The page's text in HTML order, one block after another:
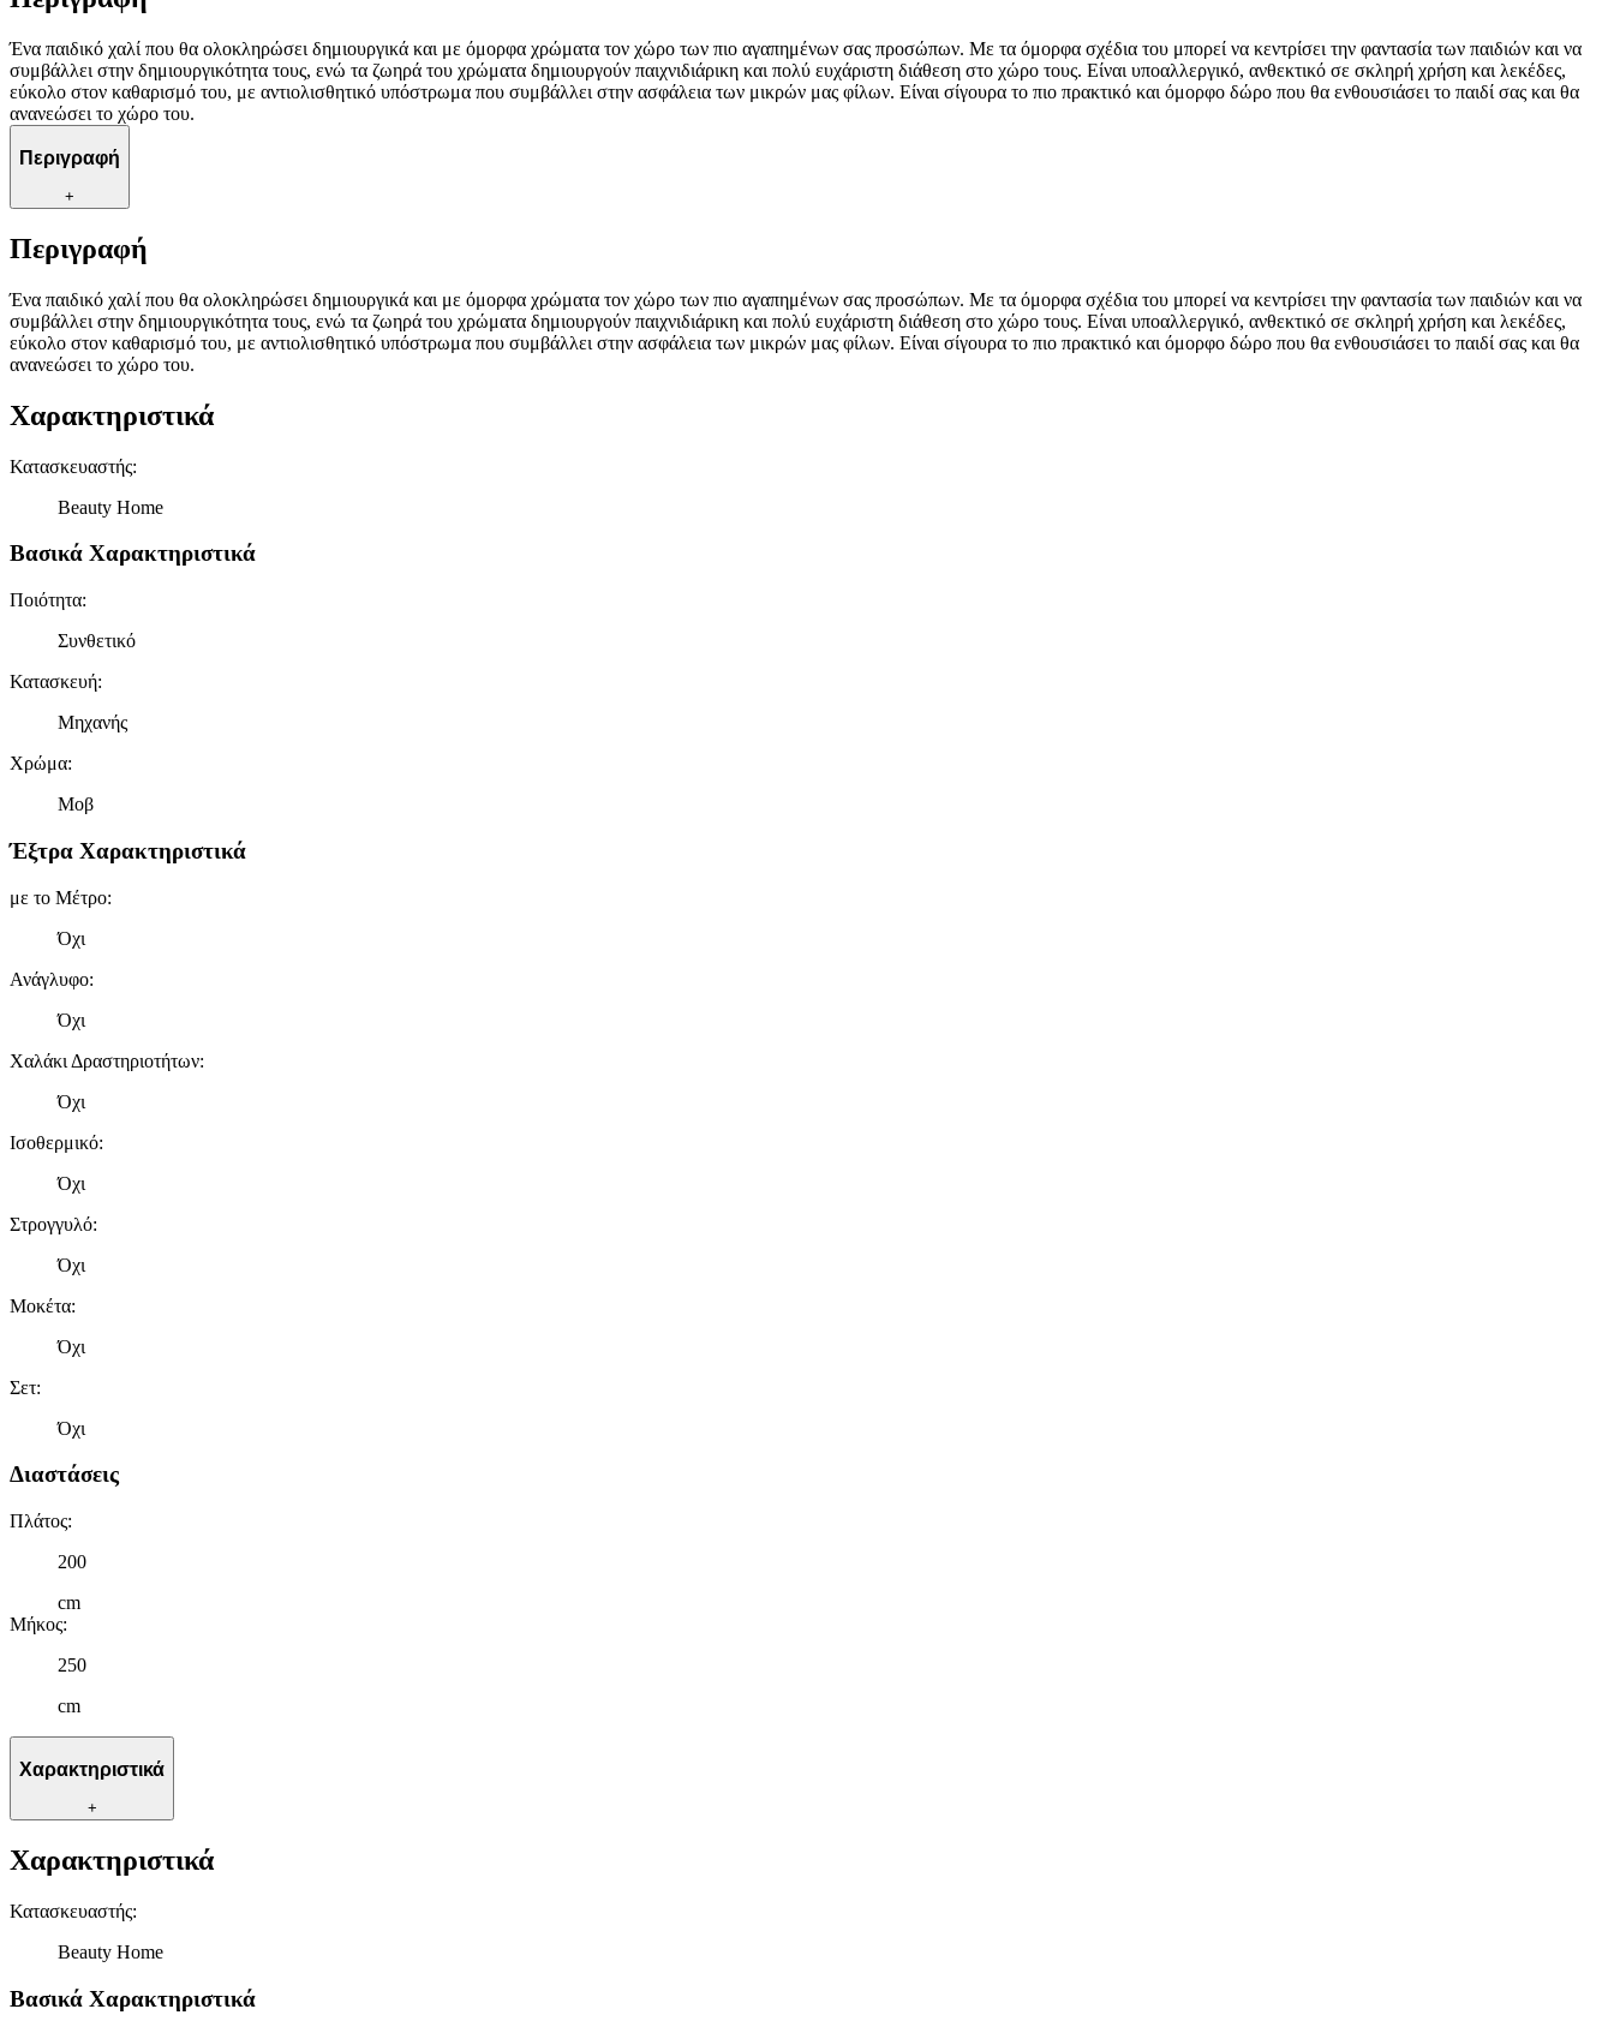
Ένα παιδικό χαλί που θα ολοκληρώσει δημιουργικά και με όμορφα χρώματα τον χώρο των πιο αγαπημένων σας προσώπων. Με τα όμορφα σχέδια του μπορεί να κεντρίσει την φαντασία των παιδιών και να
συμβάλλει στην δημιουργικότητα τους, ενώ τα ζωηρά του χρώματα δημιουργούν παιχνιδιάρικη και πολύ ευχάριστη διάθεση στο χώρο τους. Είναι υποαλλεργικό, ανθεκτικό σε σκληρή χρήση και λεκέδες,
εύκολο στον καθαρισμό του, με αντιολισθητικό υπόστρωμα που συμβάλλει στην ασφάλεια των μικρών μας φίλων. Είναι σίγουρα το πιο πρακτικό και όμορφο δώρο που θα ενθουσιάσει το παιδί σας και θα
ανανεώσει το χώρο του.
Περιγραφή
+
Περιγραφή
Ένα παιδικό χαλί που θα ολοκληρώσει δημιουργικά και με όμορφα χρώματα τον χώρο των πιο αγαπημένων σας προσώπων. Με τα όμορφα σχέδια του μπορεί να κεντρίσει την φαντασία των παιδιών και να
συμβάλλει στην δημιουργικότητα τους, ενώ τα ζωηρά του χρώματα δημιουργούν παιχνιδιάρικη και πολύ ευχάριστη διάθεση στο χώρο τους. Είναι υποαλλεργικό, ανθεκτικό σε σκληρή χρήση και λεκέδες,
εύκολο στον καθαρισμό του, με αντιολισθητικό υπόστρωμα που συμβάλλει στην ασφάλεια των μικρών μας φίλων. Είναι σίγουρα το πιο πρακτικό και όμορφο δώρο που θα ενθουσιάσει το παιδί σας και θα
ανανεώσει το χώρο του.
Χαρακτηριστικά
Κατασκευαστής:
Beauty Home
Βασικά Χαρακτηριστικά
Ποιότητα:
Συνθετικό
Κατασκευή:
Μηχανής
Χρώμα:
Μοβ
Έξτρα Χαρακτηριστικά
με το Μέτρο:
Όχι
Ανάγλυφο:
Όχι
Χαλάκι Δραστηριοτήτων:
Όχι
Ισοθερμικό:
Όχι
Στρογγυλό:
Όχι
Μοκέτα:
Όχι
Σετ:
Όχι
Διαστάσεις
Πλάτος:
200
cm
Μήκος:
250
cm
Χαρακτηριστικά
+
Χαρακτηριστικά
Κατασκευαστής:
Beauty Home
Βασικά Χαρακτηριστικά